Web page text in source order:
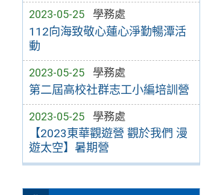
2023-05-25 學務處
112向海致敬心蓮心淨勤暢潭活
動
2023-05-25 學務處
第二屆高校社群志工小編培訓營
2023-05-25 學務處
【2023東華觀遊營 觀於我們 漫
遊太空】暑期營